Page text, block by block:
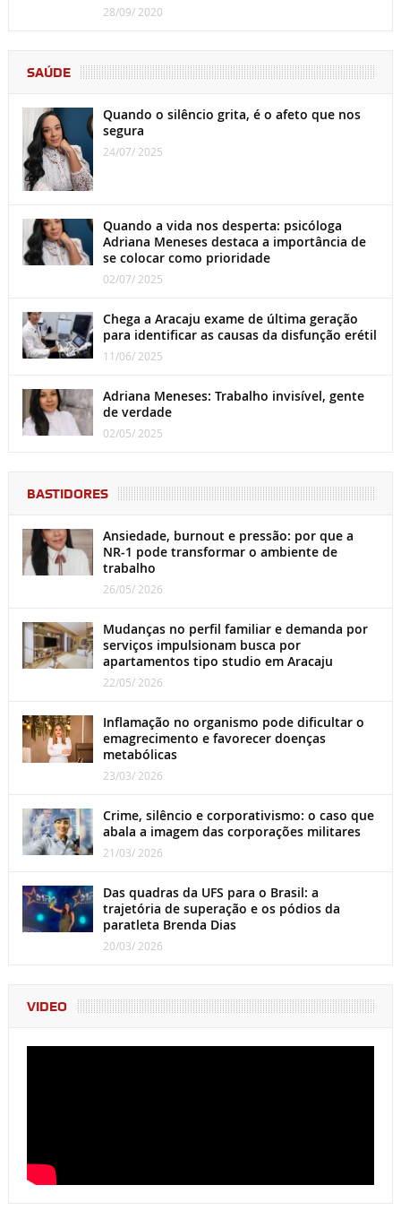
28/09/ 2020
SAÚDE
Quando o silêncio grita, é o afeto que nos
segura
24/07/ 2025
Quando a vida nos desperta: psicóloga
Adriana Meneses destaca a importância de
se colocar como prioridade
02/07/ 2025
Chega a Aracaju exame de última geração
para identificar as causas da disfunção erétil
11/06/ 2025
Adriana Meneses: Trabalho invisível, gente
de verdade
02/05/ 2025
BASTIDORES
Ansiedade, burnout e pressão: por que a
NR-1 pode transformar o ambiente de
trabalho
26/05/ 2026
Mudanças no perfil familiar e demanda por
serviços impulsionam busca por
apartamentos tipo studio em Aracaju
22/05/ 2026
Inflamação no organismo pode dificultar o
emagrecimento e favorecer doenças
metabólicas
23/03/ 2026
Crime, silêncio e corporativismo: o caso que
abala a imagem das corporações militares
21/03/ 2026
Das quadras da UFS para o Brasil: a
trajetória de superação e os pódios da
paratleta Brenda Dias
20/03/ 2026
VIDEO